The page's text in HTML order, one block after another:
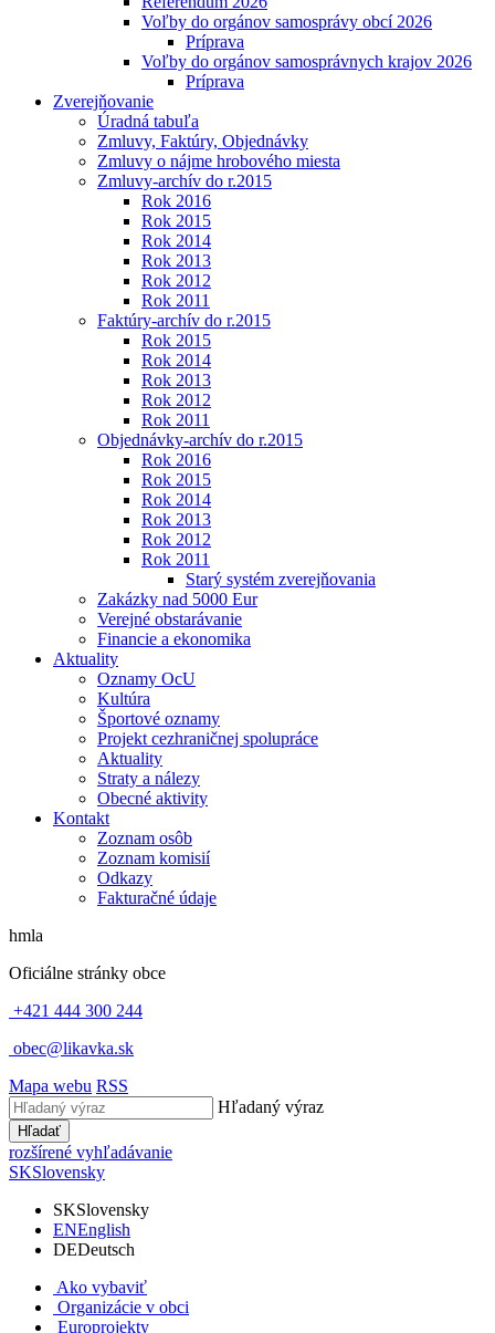
Voľby do orgánov samosprávy obcí 2026
Príprava
Voľby do orgánov samosprávnych krajov 2026
Príprava
Zverejňovanie
Úradná tabuľa
Zmluvy, Faktúry, Objednávky
Zmluvy o nájme hrobového miesta
Zmluvy-archív do r.2015
Rok 2016
Rok 2015
Rok 2014
Rok 2013
Rok 2012
Rok 2011
Faktúry-archív do r.2015
Rok 2015
Rok 2014
Rok 2013
Rok 2012
Rok 2011
Objednávky-archív do r.2015
Rok 2016
Rok 2015
Rok 2014
Rok 2013
Rok 2012
Rok 2011
Starý systém zverejňovania
Zakázky nad 5000 Eur
Verejné obstarávanie
Financie a ekonomika
Aktuality
Oznamy OcU
Kultúra
Športové oznamy
Projekt cezhraničnej spolupráce
Aktuality
Straty a nálezy
Obecné aktivity
Kontakt
Zoznam osôb
Zoznam komisií
Odkazy
Fakturačné údaje
hmla
Oficiálne stránky obce
+421 444 300 244
obec@likavka.sk
Mapa webu RSS
Hľadaný výraz
Hľadať
rozšírené vyhľadávanie
SKSlovensky
SKSlovensky
ENEnglish
DEDeutsch
Ako vybaviť
Organizácie v obci
Europrojekty